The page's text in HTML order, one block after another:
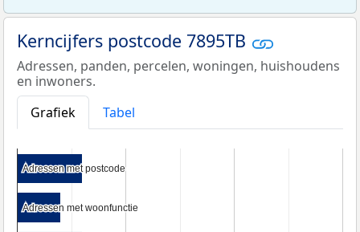
Kerncijfers postcode 7895TB
Adressen, panden, percelen, woningen, huishoudens
en inwoners.
Grafiek
Tabel
Adressen met postcode
Adressen met postcode
Adressen met woonfunctie
Adressen met woonfunctie